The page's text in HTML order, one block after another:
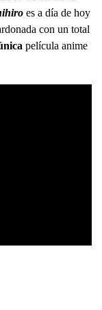
es a día de hoy
con un total
película anime